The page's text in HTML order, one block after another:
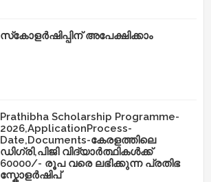
സ്‌കോളർഷിപ്പിന് അപേക്ഷിക്കാം
Prathibha Scholarship Programme-
2026,ApplicationProcess-
Date,Documents-കേരളത്തിലെ
ഡിഗ്രി,പിജി വിദ്യാർത്ഥികൾക്ക്
60000/- രൂപ വരെ ലഭിക്കുന്ന പ്രതിഭ
സ്കോളർഷിപ്